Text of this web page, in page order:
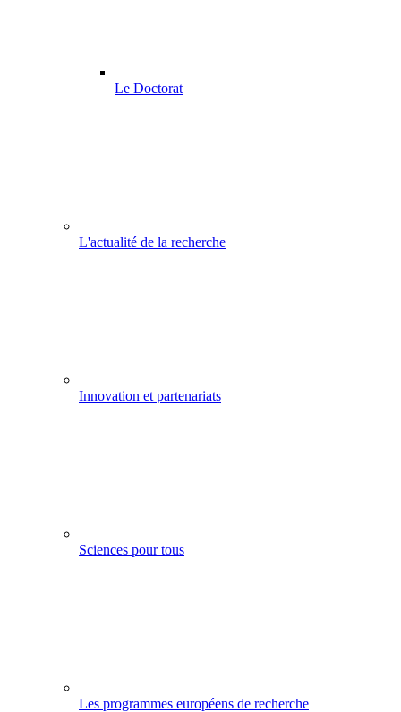
Le Doctorat
L'actualité de la recherche
Innovation et partenariats
Sciences pour tous
Les programmes européens de recherche